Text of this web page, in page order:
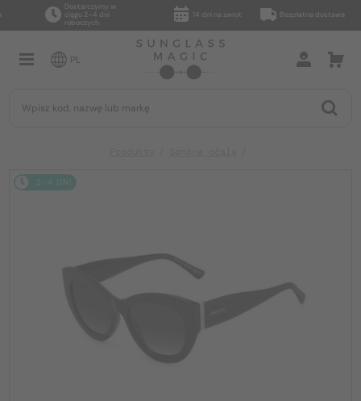
Dostarczymy w
ciągu 2–4 dni
roboczych
14 dni na zwrot Bezpłatna dostawa
PL
2-4 DNI